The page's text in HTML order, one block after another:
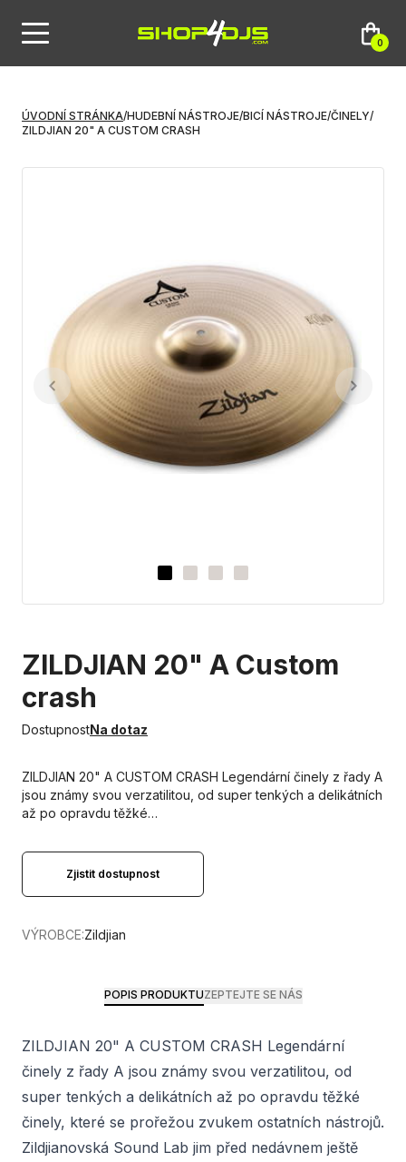
0
ÚVODNÍ STRÁNKA/HUDEBNÍ NÁSTROJE/BICÍ NÁSTROJE/ČINELY/
ZILDJIAN 20" A CUSTOM CRASH
ZILDJIAN 20" A Custom
crash
DostupnostNa dotaz
ZILDJIAN 20" A CUSTOM CRASH Legendární činely z řady A
jsou známy svou verzatilitou, od super tenkých a delikátních
až po opravdu těžké…
Zjistit dostupnost
VÝROBCE:Zildjian
POPIS PRODUKTUZEPTEJTE SE NÁS
ZILDJIAN 20" A CUSTOM CRASH Legendární
činely z řady A jsou známy svou verzatilitou, od
super tenkých a delikátních až po opravdu těžké
činely, které se prořežou zvukem ostatních nástrojů.
Zildjianovská Sound Lab jim před nedávnem ještě